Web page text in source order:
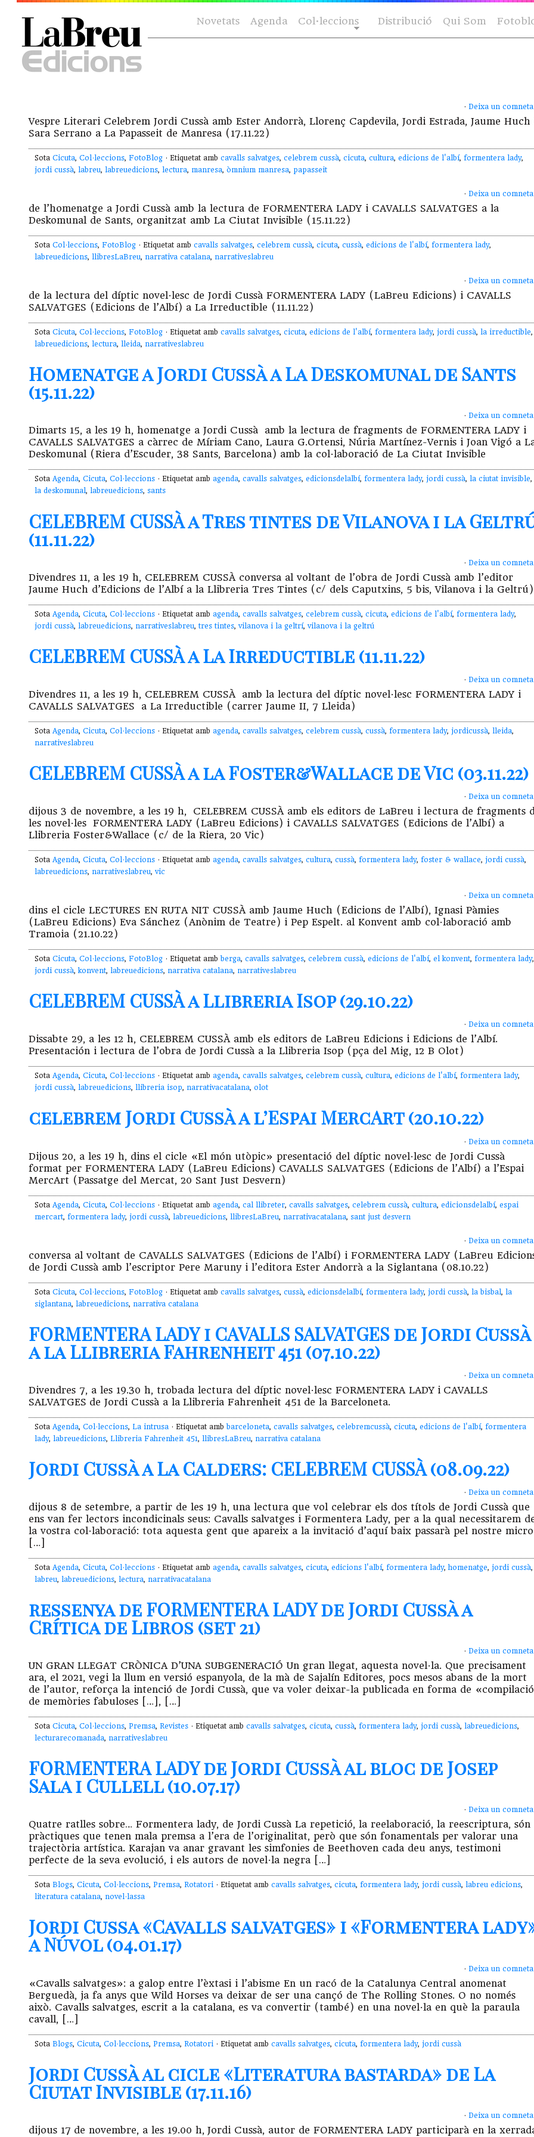
Novetats Agenda Col·leccions Distribució Qui Som
· Deixa un
Vespre Literari Celebrem Jordi Cussà amb Ester Andorrà, Llorenç Capdevila, Jordi Estrada, Jaume Huch
Sara Serrano a La Papasseit de Manresa (17.11.22)
Sota Cicuta, Col·leccions, FotoBlog · Etiquetat amb cavalls salvatges, celebrem cussà, cicuta, cultura, edicions de l'albí, formentera lady,
jordi cussà, labreu, labreuedicions, lectura, manresa, òmnium manresa, papasseit
· Deixa un
de l’homenatge a Jordi Cussà amb la lectura de FORMENTERA LADY i CAVALLS SALVATGES a la
Deskomunal de Sants, organitzat amb La Ciutat Invisible (15.11.22)
Sota Col·leccions, FotoBlog · Etiquetat amb cavalls salvatges, celebrem cussà, cicuta, cussà, edicions de l'albí, formentera lady,
labreuedicions, llibresLaBreu, narrativa catalana, narrativeslabreu
· Deixa un
de la lectura del díptic novel·lesc de Jordi Cussà FORMENTERA LADY (LaBreu Edicions) i CAVALLS
SALVATGES (Edicions de l’Albí) a La Irreductible (11.11.22)
Sota Cicuta, Col·leccions, FotoBlog · Etiquetat amb cavalls salvatges, cicuta, edicions de l'albí, formentera lady, jordi cussà, la irreductible,
labreuedicions, lectura, lleida, narrativeslabreu
Homenatge a Jordi Cussà a La Deskomunal de Sants
(15.11.22)
· Deixa un
Dimarts 15, a les 19 h, homenatge a Jordi Cussà amb la lectura de fragments de FORMENTERA LADY i
CAVALLS SALVATGES a càrrec de Míriam Cano, Laura G.Ortensi, Núria Martínez-Vernis i Joan Vigó a
Deskomunal (Riera d’Escuder, 38 Sants, Barcelona) amb la col·laboració de La Ciutat Invisible
Sota Agenda, Cicuta, Col·leccions · Etiquetat amb agenda, cavalls salvatges, edicionsdelalbí, formentera lady, jordi cussà, la ciutat invisible,
la deskomunal, labreuedicions, sants
CELEBREM CUSSÀ a Tres tintes de Vilanova i la
(11.11.22)
· Deixa un
Divendres 11, a les 19 h, CELEBREM CUSSÀ conversa al voltant de l’obra de Jordi Cussà amb l’editor
Jaume Huch d’Edicions de l’Albí a la Llibreria Tres Tintes (c/ dels Caputxins, 5 bis, Vilanova i la Geltrú)
Sota Agenda, Cicuta, Col·leccions · Etiquetat amb agenda, cavalls salvatges, celebrem cussà, cicuta, edicions de l'albí, formentera lady,
jordi cussà, labreuedicions, narrativeslabreu, tres tintes, vilanova i la geltrí, vilanova i la geltrú
CELEBREM CUSSÀ a La Irreductible (11.11.22)
· Deixa un
Divendres 11, a les 19 h, CELEBREM CUSSÀ amb la lectura del díptic novel·lesc FORMENTERA LADY i
CAVALLS SALVATGES a La Irreductible (carrer Jaume II, 7 Lleida)
Sota Agenda, Cicuta, Col·leccions · Etiquetat amb agenda, cavalls salvatges, celebrem cussà, cussà, formentera lady, jordicussà, lleida,
narrativeslabreu
CELEBREM CUSSÀ a la Foster&Wallace de Vic (03.11.22)
· Deixa un
dijous 3 de novembre, a les 19 h, CELEBREM CUSSÀ amb els editors de LaBreu i lectura de fragments
les novel·les FORMENTERA LADY (LaBreu Edicions) i CAVALLS SALVATGES (Edicions de l’Albí) a
Llibreria Foster&Wallace (c/ de la Riera, 20 Vic)
Sota Agenda, Cicuta, Col·leccions · Etiquetat amb agenda, cavalls salvatges, cultura, cussà, formentera lady, foster & wallace, jordi cussà,
labreuedicions, narrativeslabreu, vic
· Deixa un
dins el cicle LECTURES EN RUTA NIT CUSSÀ amb Jaume Huch (Edicions de l’Albí), Ignasi Pàmies
(LaBreu Edicions) Eva Sánchez (Anònim de Teatre) i Pep Espelt. al Konvent amb col·laboració amb
Tramoia (21.10.22)
Sota Cicuta, Col·leccions, FotoBlog · Etiquetat amb berga, cavalls salvatges, celebrem cussà, edicions de l'albí, el konvent, formentera lady,
jordi cussà, konvent, labreuedicions, narrativa catalana, narrativeslabreu
CELEBREM CUSSÀ a Llibreria Isop (29.10.22)
· Deixa un
Dissabte 29, a les 12 h, CELEBREM CUSSÀ amb els editors de LaBreu Edicions i Edicions de l’Albí.
Presentación i lectura de l’obra de Jordi Cussà a la Llibreria Isop (pça del Mig, 12 B Olot)
Sota Agenda, Cicuta, Col·leccions · Etiquetat amb agenda, cavalls salvatges, celebrem cussà, cultura, edicions de l'albí, formentera lady,
jordi cussà, labreuedicions, llibreria isop, narrativacatalana, olot
celebrem Jordi Cussà a l’Espai MercArt (20.10.22)
· Deixa un
Dijous 20, a les 19 h, dins el cicle «El món utòpic» presentació del díptic novel·lesc de Jordi Cussà
format per FORMENTERA LADY (LaBreu Edicions) CAVALLS SALVATGES (Edicions de l’Albí) a l’Espai
MercArt (Passatge del Mercat, 20 Sant Just Desvern)
Sota Agenda, Cicuta, Col·leccions · Etiquetat amb agenda, cal llibreter, cavalls salvatges, celebrem cussà, cultura, edicionsdelalbí, espai
mercart, formentera lady, jordi cussà, labreuedicions, llibresLaBreu, narrativacatalana, sant just desvern
· Deixa un
conversa al voltant de CAVALLS SALVATGES (Edicions de l’Albí) i FORMENTERA LADY (LaBreu
de Jordi Cussà amb l’escriptor Pere Maruny i l’editora Ester Andorrà a la Siglantana (08.10.22)
Sota Cicuta, Col·leccions, FotoBlog · Etiquetat amb cavalls salvatges, cussà, edicionsdelalbí, formentera lady, jordi cussà, la bisbal, la
siglantana, labreuedicions, narrativa catalana
FORMENTERA LADY i CAVALLS SALVATGES de Jordi Cussà
a la Llibreria Fahrenheit 451 (07.10.22)
· Deixa un
Divendres 7, a les 19.30 h, trobada lectura del díptic novel·lesc FORMENTERA LADY i CAVALLS
SALVATGES de Jordi Cussà a la Llibreria Fahrenheit 451 de la Barceloneta.
Sota Agenda, Col·leccions, La intrusa · Etiquetat ambbarceloneta, cavalls salvatges, celebremcussà, cicuta, edicions de l'albí, formentera
lady, labreuedicions, Llibreria Fahrenheit 451, llibresLaBreu, narrativa catalana
Jordi Cussà a La Calders: CELEBREM CUSSÀ (08.09.22)
· Deixa un
dijous 8 de setembre, a partir de les 19 h, una lectura que vol celebrar els dos títols de Jordi Cussà que
ens van fer lectors incondicinals seus: Cavalls salvatges i Formentera Lady, per a la qual necessitarem
la vostra col·laboració: tota aquesta gent que apareix a la invitació d’aquí baix passarà pel nostre micro
[…]
Sota Agenda, Cicuta, Col·leccions · Etiquetat amb agenda, cavalls salvatges, cicuta, edicions l'albí, formentera lady, homenatge, jordi cussà,
labreu, labreuedicions, lectura, narrativacatalana
ressenya de FORMENTERA LADY de Jordi Cussà a
Crítica de Libros (set 21)
· Deixa un
UN GRAN LLEGAT CRÒNICA D’UNA SUBGENERACIÓ Un gran llegat, aquesta novel·la. Que precisament
ara, el 2021, vegi la llum en versió espanyola, de la mà de Sajalín Editores, pocs mesos abans de la mort
de l’autor, reforça la intenció de Jordi Cussà, que va voler deixar-la publicada en forma de «compilació
de memòries fabuloses […], […]
Sota Cicuta, Col·leccions, Premsa, Revistes · Etiquetat amb cavalls salvatges, cicuta, cussà, formentera lady, jordi cussà, labreuedicions,
lecturarecomanada, narrativeslabreu
FORMENTERA LADY de Jordi Cussà al bloc de Josep
Sala i Cullell (10.07.17)
· Deixa un
Quatre ratlles sobre… Formentera lady, de Jordi Cussà La repetició, la reelaboració, la reescriptura, són
pràctiques que tenen mala premsa a l’era de l’originalitat, però que són fonamentals per valorar una
trajectòria artística. Karajan va anar gravant les simfonies de Beethoven cada deu anys, testimoni
perfecte de la seva evolució, i els autors de novel·la negra […]
Sota Blogs, Cicuta, Col·leccions, Premsa, Rotatori · Etiquetat amb cavalls salvatges, cicuta, formentera lady, jordi cussà, labreu edicions,
literatura catalana, novel·lassa
Jordi Cussa «Cavalls salvatges» i «Formentera
a Núvol (04.01.17)
· Deixa un
«Cavalls salvatges»: a galop entre l’èxtasi i l’abisme En un racó de la Catalunya Central anomenat
Berguedà, ja fa anys que Wild Horses va deixar de ser una cançó de The Rolling Stones. O no només
això. Cavalls salvatges, escrit a la catalana, es va convertir (també) en una novel·la en què la paraula
cavall, […]
Sota Blogs, Cicuta, Col·leccions, Premsa, Rotatori · Etiquetat amb cavalls salvatges, cicuta, formentera lady, jordi cussà
Jordi Cussà al cicle «Literatura bastarda» de La
Ciutat Invisible (17.11.16)
· Deixa un
dijous 17 de novembre, a les 19.00 h, Jordi Cussà, autor de FORMENTERA LADY participarà en la